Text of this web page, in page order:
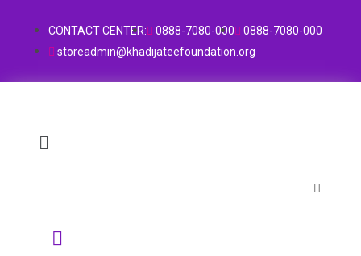
CONTACT CENTER: 0888-7080-000
0888-7080-000
storeadmin@khadijateefoundation.org